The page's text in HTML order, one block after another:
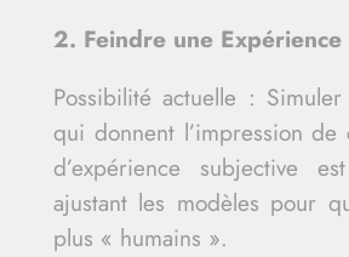
2. Feindre une Expérience
Possibilité actuelle :
qui donnent l’impression de
d’expérience subjective
ajustant les modèles pour
plus « humains ».